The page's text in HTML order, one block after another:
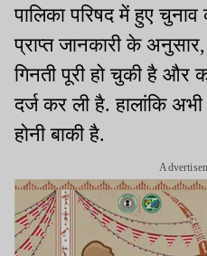
पालिका परिषद में हुए चुनाव
प्राप्त जानकारी के अनुसार,
गिनती पूरी हो चुकी है और
दर्ज कर ली है. हालांकि
होनी बाकी है.